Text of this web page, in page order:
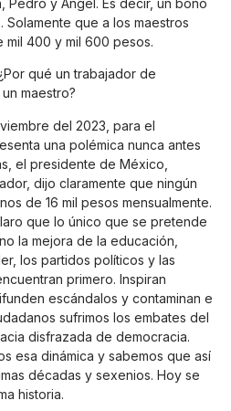
que a los maestros
400 y mil 600 pesos.
qué un trabajador de
maestro?
del 2023, para el
una polémica nunca antes
el presidente de México,
dijo claramente que ningún
de 16 mil pesos mensualmente.
que lo único que se pretende
la mejora de la educación,
los partidos políticos y las
primero. Inspiran
escándalos y contaminan e
sufrimos los embates del
disfrazada de democracia.
esa dinámica y sabemos que así
décadas y sexenios. Hoy se
historia.